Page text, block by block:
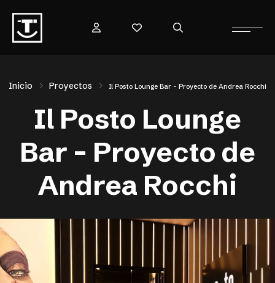
Inicio Proyectos Il Posto Lounge Bar – Proyecto de Andrea Rocchi
Il Posto Lounge
Bar – Proyecto de
Andrea Rocchi